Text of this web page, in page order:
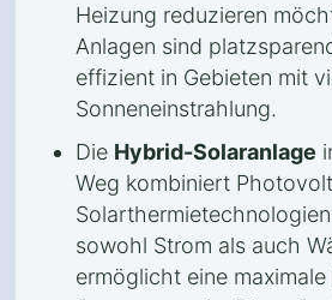
Heizung reduzieren
Anlagen sind
effizient in Gebieten mit
Sonneneinstrahlung.
Die Hybrid-Solaranlage
Weg kombiniert
sowohl Strom als auch
ermöglicht eine